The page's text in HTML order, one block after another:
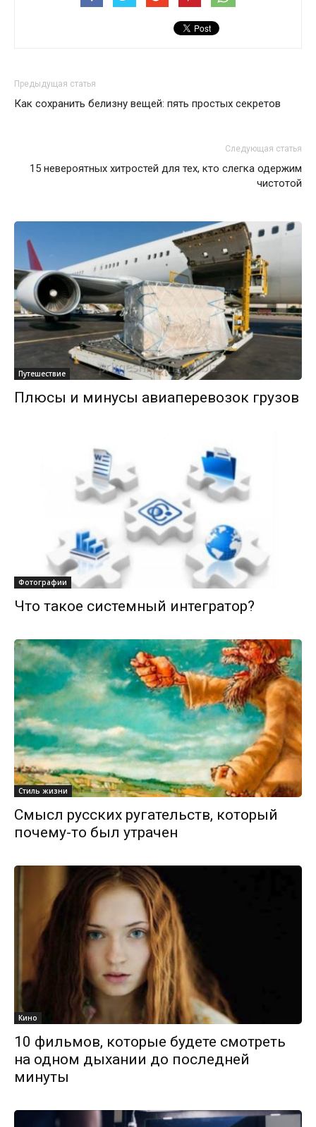
Предыдущая статья
Как сохранить белизну вещей: пять простых секретов
Следующая статья
15 невероятных хитростей для тех, кто слегка одержим
чистотой
Путешествие
Плюсы и минусы авиаперевозок грузов
Фотографии
Что такое системный интегратор?
Стиль жизни
Смысл русских ругательств, который
почему-то был утрачен
Кино
10 фильмов, которые будете смотреть
на одном дыхании до последней
минуты